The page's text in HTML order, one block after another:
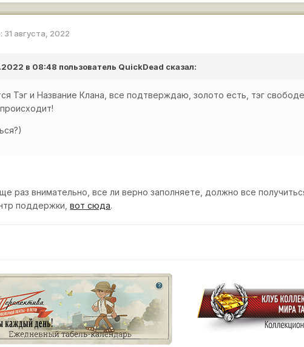
31 августа, 2022
в 08:48 пользователь QuickDead сказал:
Тэг и Название Клана, все подтверждаю, золото есть, тэг
раз внимательно, все ли верно заполняете, должно все
поддержки,вот сюда.